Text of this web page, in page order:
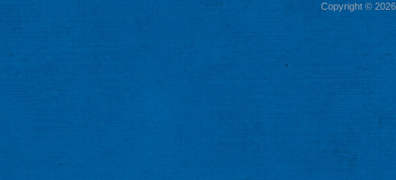
Copyright ©